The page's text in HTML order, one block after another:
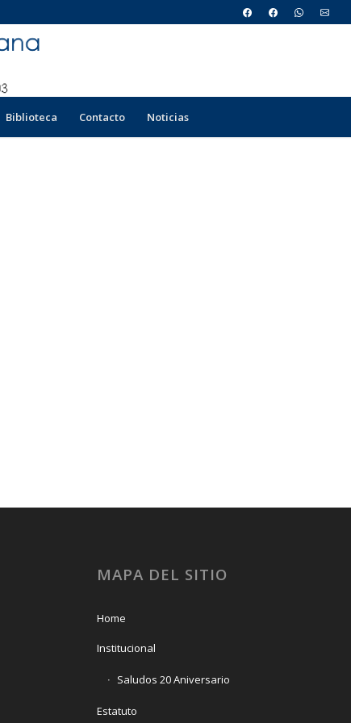
Biblioteca Contacto Noticias
MAPA DEL SITIO
Home
Institucional
Saludos 20 Aniversario
Estatuto